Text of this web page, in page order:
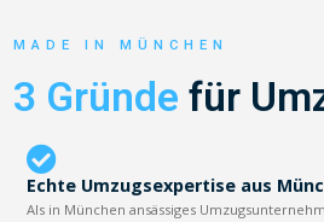
MADE IN MÜNCHEN
3 Gründe für
Echte Umzugsexpertise aus
Als in München ansässiges